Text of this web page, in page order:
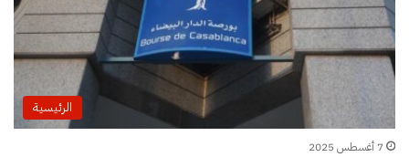
الرئيسية
7 أغسطس 2025